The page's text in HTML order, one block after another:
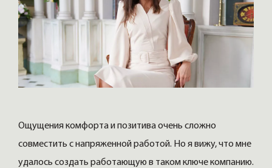
Ощущения комфорта и позитива очень сложно
совместить с напряженной работой. Но я вижу, что мне
удалось создать работающую в таком ключе компанию.